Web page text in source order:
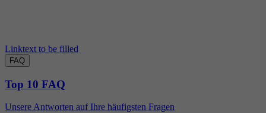
Linktext to be filled
FAQ
Top 10 FAQ
Unsere Antworten auf Ihre häufigsten Fragen